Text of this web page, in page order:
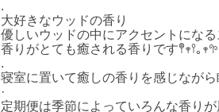
.
大好きなウッドの香り
優しいウッドの中にアクセントにな
香りがとても癒される香りです𖤣𖥧𖥣｡𖥧𖧧
.
寝室に置いて癒しの香りを感じなが
·
定期便は季節によっていろんな香りが